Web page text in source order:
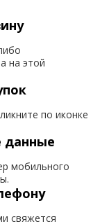
на этой
по иконке
данные
мобильного
свяжется